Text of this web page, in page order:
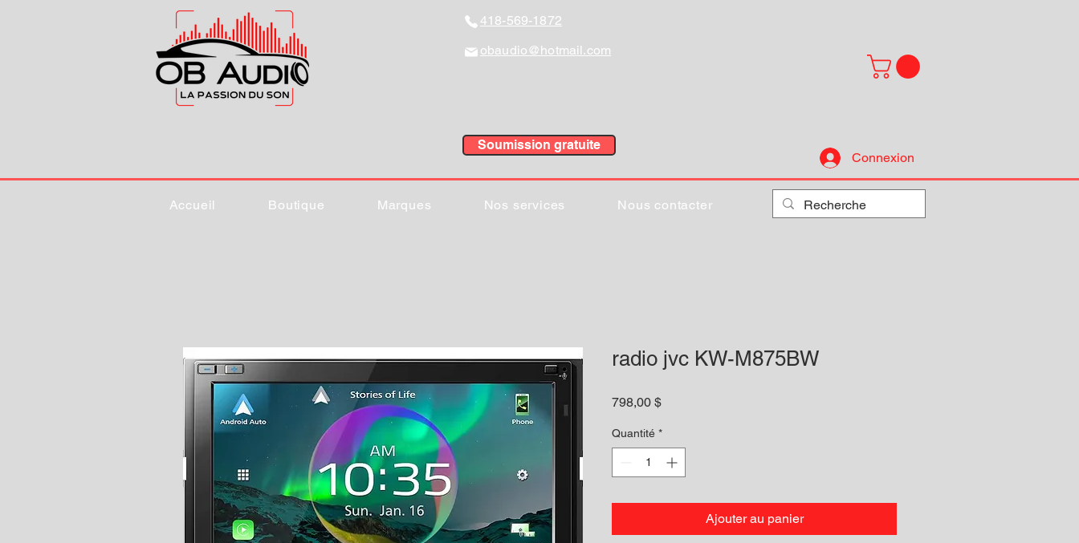
418-569-1872
obaudio@hotmail.com
Soumission gratuite
Connexion
Accueil Boutique Marques Nos services Nous contacter
radio jvc KW-M875BW
798,00 $Prix
Quantité *
Ajouter au panier